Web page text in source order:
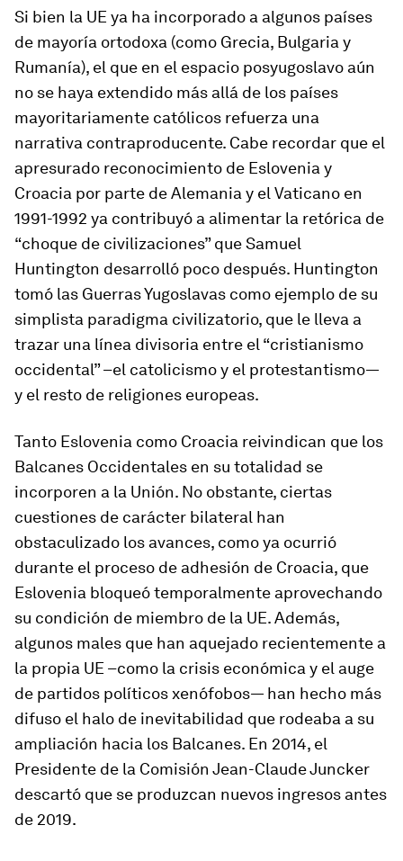
Si bien la UE ya ha incorporado a algunos países
de mayoría ortodoxa (como Grecia, Bulgaria y
Rumanía), el que en el espacio posyugoslavo aún
no se haya extendido más allá de los países
mayoritariamente católicos refuerza una
narrativa contraproducente. Cabe recordar que el
apresurado reconocimiento de Eslovenia y
Croacia por parte de Alemania y el Vaticano en
1991-1992 ya contribuyó a alimentar la retórica de
“choque de civilizaciones” que Samuel
Huntington desarrolló poco después. Huntington
tomó las Guerras Yugoslavas como ejemplo de su
simplista paradigma civilizatorio, que le lleva a
trazar una línea divisoria entre el “cristianismo
occidental” –el catolicismo y el protestantismo—
y el resto de religiones europeas.
Tanto Eslovenia como Croacia reivindican que los
Balcanes Occidentales en su totalidad se
incorporen a la Unión. No obstante, ciertas
cuestiones de carácter bilateral han
obstaculizado los avances, como ya ocurrió
durante el proceso de adhesión de Croacia, que
Eslovenia bloqueó temporalmente aprovechando
su condición de miembro de la UE. Además,
algunos males que han aquejado recientemente a
la propia UE –como la crisis económica y el auge
de partidos políticos xenófobos— han hecho más
difuso el halo de inevitabilidad que rodeaba a su
ampliación hacia los Balcanes. En 2014, el
Presidente de la Comisión Jean-Claude Juncker
descartó que se produzcan nuevos ingresos antes
de 2019.